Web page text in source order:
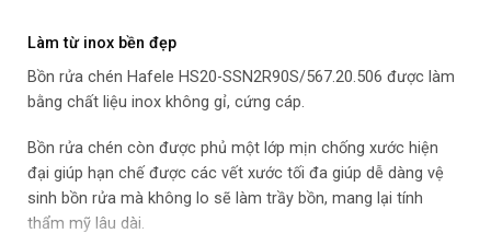
Độ dày vật liệu: 0.80 mm
Trọn bộ gồm: Trọn bộ 567.25.923 (bao gồm siphon)
Làm từ inox bền đẹp
Bồn rửa chén Hafele HS20-SSN2R90S/567.20.506 được làm
bằng chất liệu inox không gỉ, cứng cáp.
Bồn rửa chén còn được phủ một lớp mịn chống xước hiện
đại giúp hạn chế được các vết xước tối đa giúp dễ dàng vệ
sinh bồn rửa mà không lo sẽ làm trầy bồn, mang lại tính
thẩm mỹ lâu dài.